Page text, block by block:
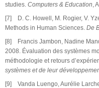
studies. Computers & Education,
[7] D. C. Howell, M. Rogier, V.
Methods in Human Sciences. De
[8] Francis Jambon, Nadine
2008. Évaluation des systèmes
méthodologie et retours
systèmes et de leur
[9] Vanda Luengo, Aurélie